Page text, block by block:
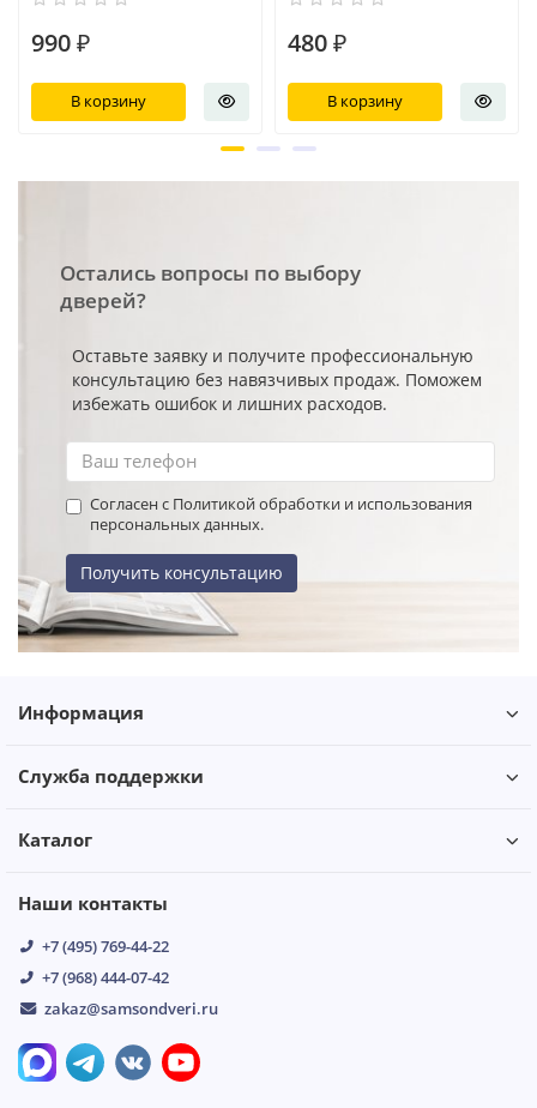
990 ₽
В корзину
480 ₽
В корзину
Остались вопросы по выбору
дверей?
Оставьте заявку и получите профессиональную
консультацию без навязчивых продаж. Поможем
избежать ошибок и лишних расходов.
Согласен с Политикой обработки и использования
персональных данных.
Получить консультацию
Информация
Служба поддержки
Каталог
Наши контакты
+7 (495) 769-44-22
+7 (968) 444-07-42
zakaz@samsondveri.ru